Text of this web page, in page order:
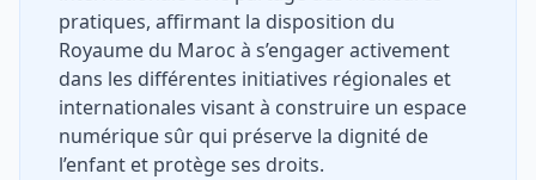
pratiques, affirmant la disposition du
Royaume du Maroc à s’engager activement
dans les différentes initiatives régionales et
internationales visant à construire un espace
numérique sûr qui préserve la dignité de
l’enfant et protège ses droits.